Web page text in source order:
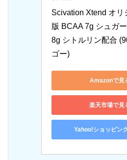
Scivation Xtend オリ
版 BCAA 7g シュガ
8g シトルリン配合
ゴー)
Amazonで見
楽天市場で見
Yahoo!ショッピン